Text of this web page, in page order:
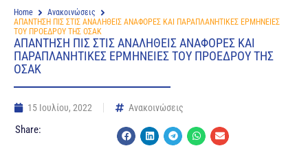
Home
Ανακοινώσεις
ΑΠΑΝΤΗΣΗ ΠΙΣ ΣΤΙΣ ΑΝΑΛΗΘΕΙΣ ΑΝΑΦΟΡΕΣ ΚΑΙ ΠΑΡΑΠΛΑΝΗΤΙΚΕΣ ΕΡΜΗΝΕΙΕΣ
ΤΟΥ ΠΡΟΕΔΡΟΥ ΤΗΣ ΟΣΑΚ
ΑΠΑΝΤΗΣΗ ΠΙΣ ΣΤΙΣ ΑΝΑΛΗΘΕΙΣ ΑΝΑΦΟΡΕΣ ΚΑΙ
ΠΑΡΑΠΛΑΝΗΤΙΚΕΣ ΕΡΜΗΝΕΙΕΣ ΤΟΥ ΠΡΟΕΔΡΟΥ ΤΗΣ
ΟΣΑΚ
15 Ιουλίου, 2022 Ανακοινώσεις
Share: